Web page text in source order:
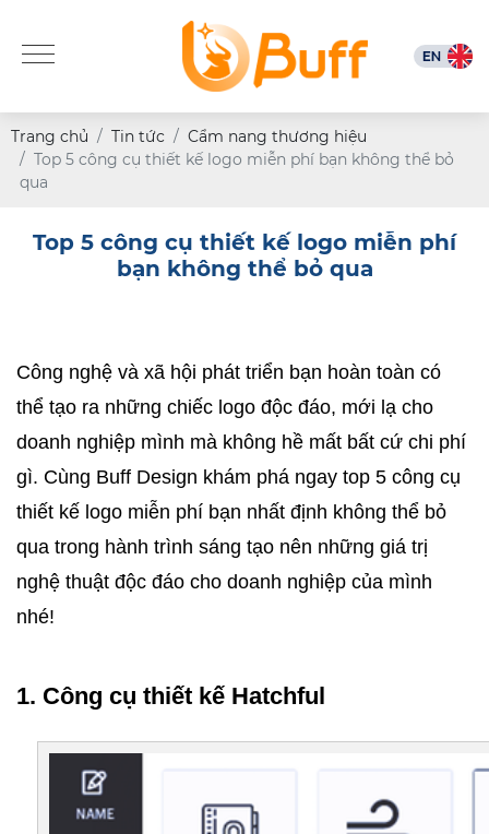
Trang chủ Tin tức
Cẩm nang thương hiệu
Top 5 công cụ thiết kế logo miễn phí bạn không thể bỏ
qua
Top 5 công cụ thiết kế logo miễn phí
bạn không thể bỏ qua
Công nghệ và xã hội phát triển bạn hoàn toàn có
thể tạo ra những chiếc logo độc đáo, mới lạ cho
doanh nghiệp mình mà không hề mất bất cứ chi phí
gì. Cùng Buff Design khám phá ngay top 5 công cụ
thiết kế logo miễn phí bạn nhất định không thể bỏ
qua trong hành trình sáng tạo nên những giá trị
nghệ thuật độc đáo cho doanh nghiệp của mình
nhé!
1. Công cụ thiết kế Hatchful